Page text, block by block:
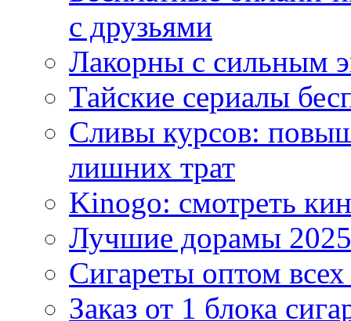
с друзьями
Лакорны с сильным
Тайские сериалы
Сливы курсов:
лишних трат
Kinogo: смотреть
Лучшие дорамы
Сигареты оптом
Заказ от 1 блока